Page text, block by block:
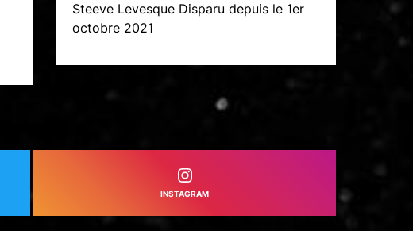
Steeve Levesque Disparu depuis le 1er
octobre 2021
INSTAGRAM